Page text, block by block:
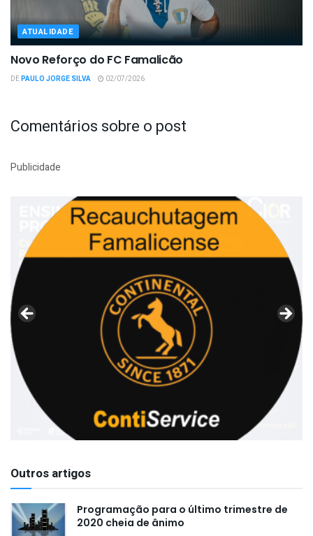
ATUALIDADE
Novo Reforço do FC Famalicão
DEPAULO JORGE SILVA 02/07/2026
Comentários sobre o post
Publicidade
Outros artigos
Programação para o último trimestre de
2020 cheia de ânimo